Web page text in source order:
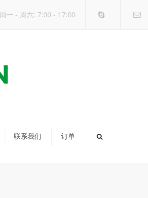
周一 - 周六: 7:00 - 17:00
联系我们 订单